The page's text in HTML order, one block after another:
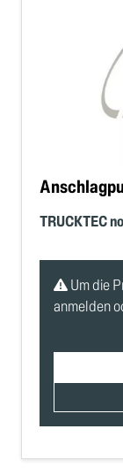
TRUCKTEC
Um die
anmelden